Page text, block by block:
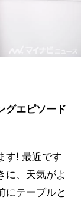
エピソード
す! 最近です
に、天気がよ
にテーブルと